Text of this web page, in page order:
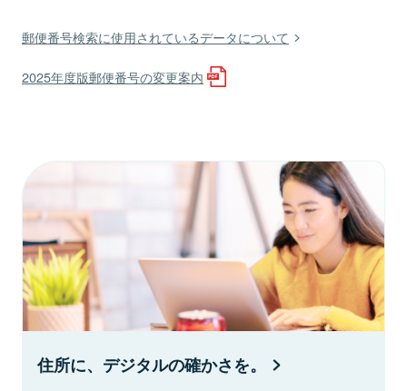
郵便番号検索に使用されているデータについて
2025年度版郵便番号の変更案内
住所に、デジタルの確かさを。